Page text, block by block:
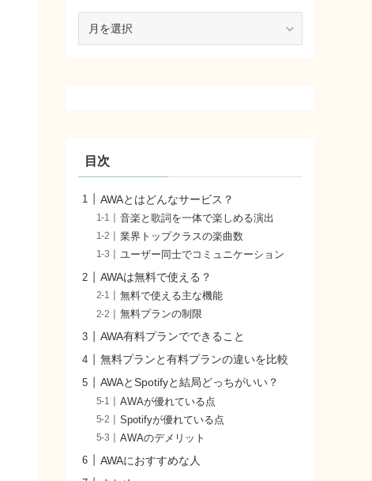
目次
AWAとはどんなサービス？
音楽と歌詞を一体で楽しめる演出
業界トップクラスの楽曲数
ユーザー同士でコミュニケーション
AWAは無料で使える？
無料で使える主な機能
無料プランの制限
AWA有料プランでできること
無料プランと有料プランの違いを比較
AWAとSpotifyと結局どっちがいい？
AWAが優れている点
Spotifyが優れている点
AWAのデメリット
AWAにおすすめな人